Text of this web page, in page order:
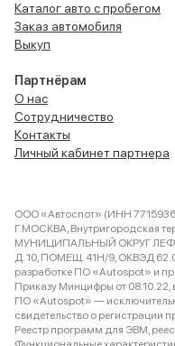
Каталог авто с пробегом
Заказ автомобиля
Выкуп
Партнёрам
О нас
Сотрудничество
Контакты
Личный кабинет партнера
ООО «Автоспот» (ИНН
Г.МОСКВА, Внутригородская
МУНИЦИПАЛЬНЫЙ ОКРУГ
Д. 10, ПОМЕЩ. 41Н/9, ОКВЭД
разработке ПО «Autospot» и
Приказу Минцифры от 08.10.22,
ПО «Autospot» —
свидетельство о
Реестр программ для ЭВМ,